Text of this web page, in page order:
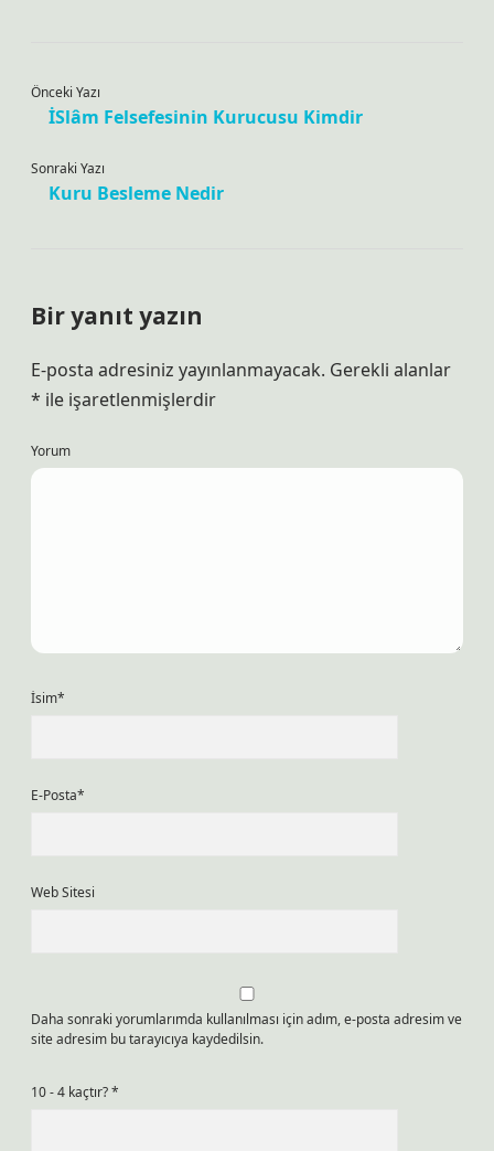
Önceki Yazı
İSlâm Felsefesinin Kurucusu Kimdir
Sonraki Yazı
Kuru Besleme Nedir
Bir yanıt yazın
E-posta adresiniz yayınlanmayacak. Gerekli alanlar
* ile işaretlenmişlerdir
Yorum
İsim*
E-Posta*
Web Sitesi
Daha sonraki yorumlarımda kullanılması için adım, e-posta adresim ve
site adresim bu tarayıcıya kaydedilsin.
10 - 4 kaçtır?*